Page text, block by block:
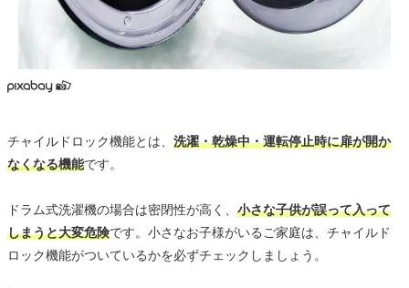
チャイルドロック機能とは、 洗濯・乾燥中・運転停止時に扉が開か
なくなる機能です。
ドラム式洗濯機の場合は密閉性が高く、 小さな子供が誤って入って
しまうと大変危険です。小さなお子様がいるご家庭は、チャイルド
ロック機能がついているかを必ずチェックしましょう。